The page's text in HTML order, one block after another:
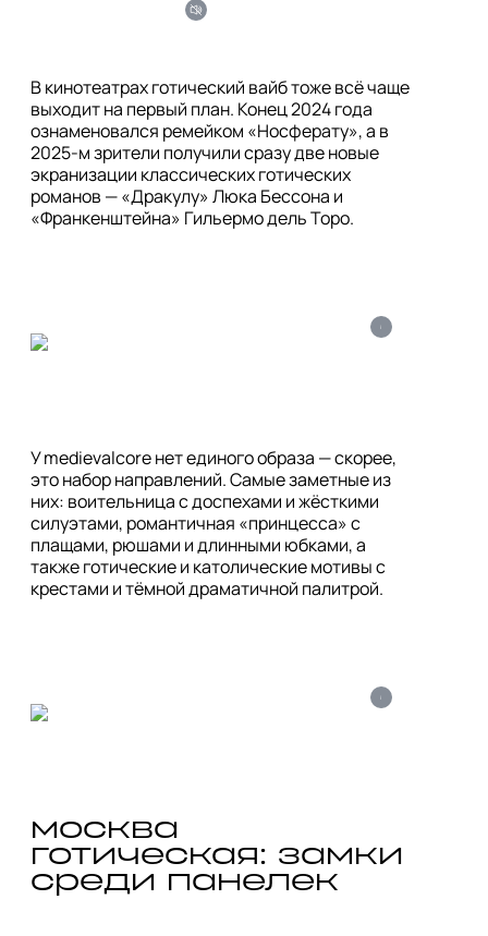
В кинотеатрах готический вайб тоже всё чаще
выходит на первый план. Конец 2024 года
ознаменовался ремейком «Носферату», а в
2025-м зрители получили сразу две новые
экранизации классических готических
романов — «Дракулу» Люка Бессона и
«Франкенштейна» Гильермо дель Торо.
i
У medievalcore нет единого образа — скорее,
это набор направлений. Самые заметные из
них: воительница с доспехами и жёсткими
силуэтами, романтичная «принцесса» с
плащами, рюшами и длинными юбками, а
также готические и католические мотивы с
крестами и тёмной драматичной палитрой.
i
москва
готическая: замки
среди панелек